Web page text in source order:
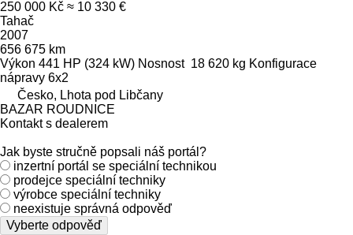
250 000 Kč ≈ 10 330 €
Tahač
2007
656 675 km
Výkon 441 HP (324 kW) Nosnost 18 620 kg Konfigurace
nápravy 6x2
Česko, Lhota pod Libčany
BAZAR ROUDNICE
Kontakt s dealerem
Jak byste stručně popsali náš portál?
inzertní portál se speciální technikou
prodejce speciální techniky
výrobce speciální techniky
neexistuje správná odpověď
Vyberte odpověď